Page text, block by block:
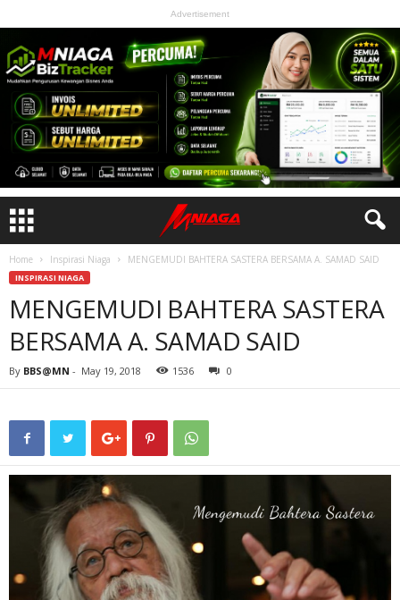
Advertisement
Home Inspirasi Niaga MENGEMUDI BAHTERA SASTERA BERSAMA A. SAMAD SAID
INSPIRASI NIAGA
MENGEMUDI BAHTERA SASTERA
BERSAMA A. SAMAD SAID
By BBS@MN - May 19, 2018 1536 0